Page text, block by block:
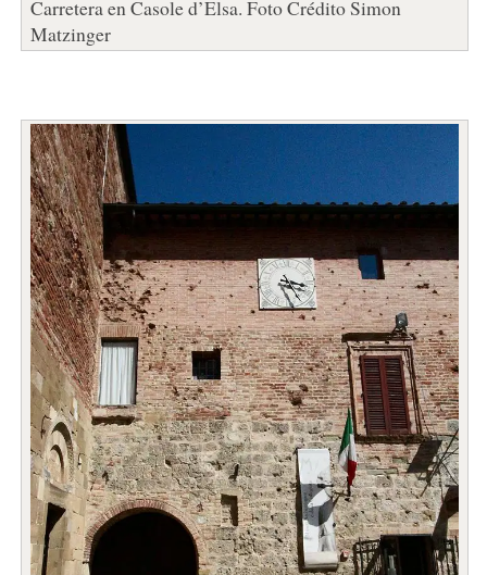
Carretera en Casole d’Elsa. Foto Crédito Simon
Matzinger